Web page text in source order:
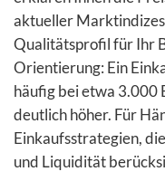
aktueller Marktindizes
Qualitätsprofil für Ihr
Orientierung: Ein
häufig bei etwa 3.000
deutlich höher. Für
Einkaufsstrategien,
und Liquidität